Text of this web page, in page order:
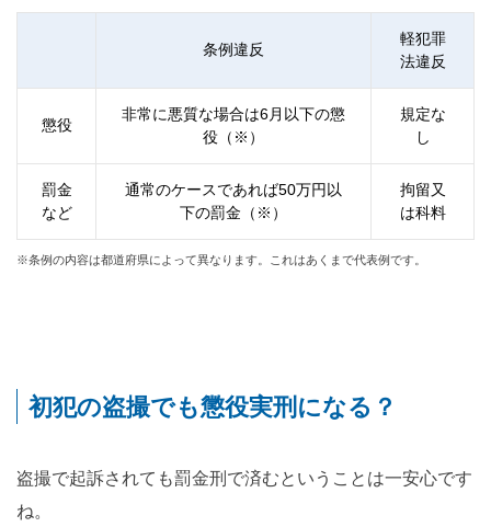
条例違反
軽犯罪
法違反
懲役
非常に悪質な場合は6月以下の懲
役（※）
規定な
し
罰金
など
通常のケースであれば50万円以
下の罰金（※）
拘留又
は科料
※条例の内容は都道府県によって異なります。これはあくまで代表例です。
初犯の盗撮でも懲役実刑になる？
盗撮で起訴されても罰金刑で済むということは一安心です
ね。